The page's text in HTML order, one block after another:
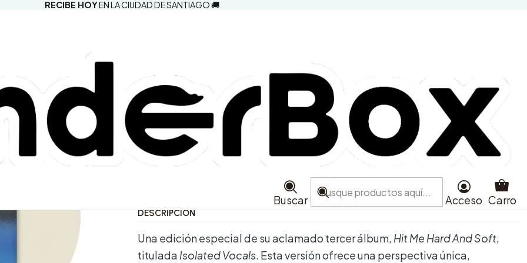
RECIBE HOYEN LA CIUDAD DE SANTIAGO 🚚
Buscar Acceso Carro
Vinilo Isolated Vocals
Agregar al Carro
Comprar ahora
Agregar a la lista de favoritos
Mostrar stock de ubicaciones
DESCRIPCIÓN
Una edición especial de su aclamado tercer álbum, Hit Me Hard And Soft,
titulada Isolated Vocals. Esta versión ofrece una perspectiva única,